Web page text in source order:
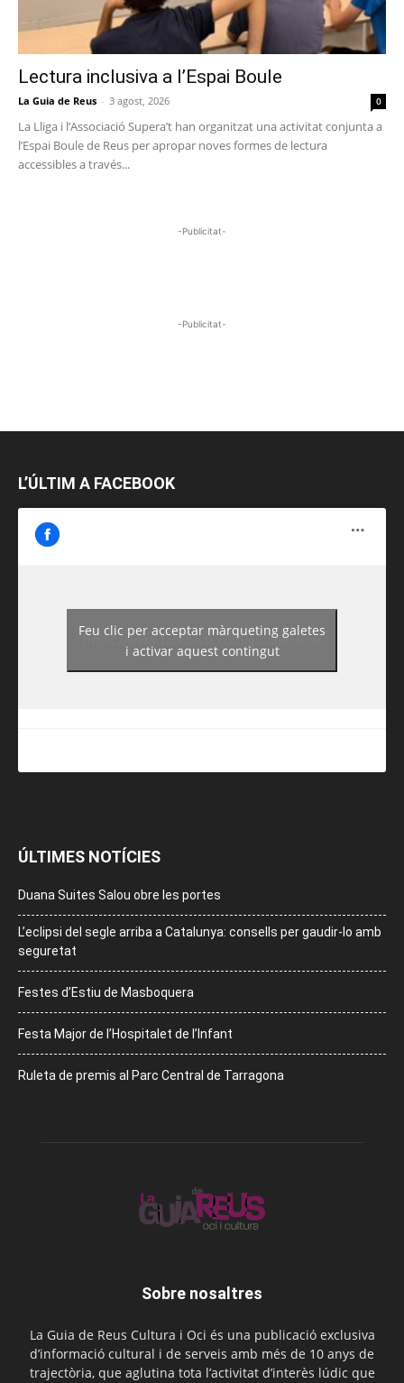
Lectura inclusiva a l’Espai Boule
La Guia de Reus - 3 agost, 2026 0
La Lliga i l’Associació Supera’t han organitzat una activitat conjunta a
l’Espai Boule de Reus per apropar noves formes de lectura
accessibles a través...
-Publicitat-
-Publicitat-
L’ÚLTIM A FACEBOOK
https://www.facebook.com/guiadereus/
Feu clic per acceptar màrqueting galetes
i activar aquest contingut
ÚLTIMES NOTÍCIES
Duana Suites Salou obre les portes
L’eclipsi del segle arriba a Catalunya: consells per gaudir-lo amb
seguretat
Festes d’Estiu de Masboquera
Festa Major de l’Hospitalet de l’Infant
Ruleta de premis al Parc Central de Tarragona
Sobre nosaltres
La Guia de Reus Cultura i Oci és una publicació exclusiva
d’informació cultural i de serveis amb més de 10 anys de
trajectòria, que aglutina tota l’activitat d’interès lúdic que